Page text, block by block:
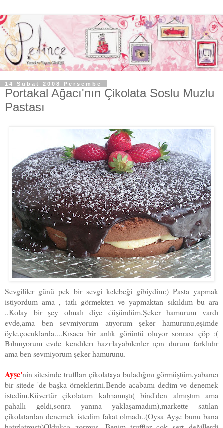
14 Şubat 2008 Perşembe
Portakal Ağacı'nın Çikolata Soslu Muzlu
Pastası
Sevgililer günü pek bir sevgi kelebeği gibiydim:) Pasta yapmak
istiyordum ama , tatlı görmekten ve yapmaktan sıkıldım bu ara
..Kolay bir şey olmalı diye düşündüm.Şeker hamurum vardı
evde,ama ben sevmiyorum atıyorum şeker hamurunu,eşimde
öyle,çocuklarda....Kısaca bir anlık görüntü oluyor sonrası çöp :(
Bilmiyorum evde kendileri hazırlayabilenler için durum farklıdır
ama ben sevmiyorum şeker hamurunu.
Ayşe'nin sitesinde truffları çikolataya buladığını görmüştüm,yabancı
bir sitede 'de başka örneklerini.Bende acabamı dedim ve denemek
istedim.Küvertür çikolatam kalmamıştı( bind'den almıştım ama
pahallı geldi,sonra yanına yaklaşamadım),markette satılan
çikolatardan denemek istedim fakat olmadı..(Oysa Ayşe bunu bana